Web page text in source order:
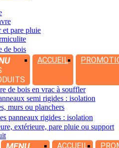
et pare pluie
de bois
ACCUEIL
de bois en vrac à souffler
semi rigides : isolation
murs ou planchers
panneaux rigides : isolation
extérieure, pare pluie ou support
ACCUEIL